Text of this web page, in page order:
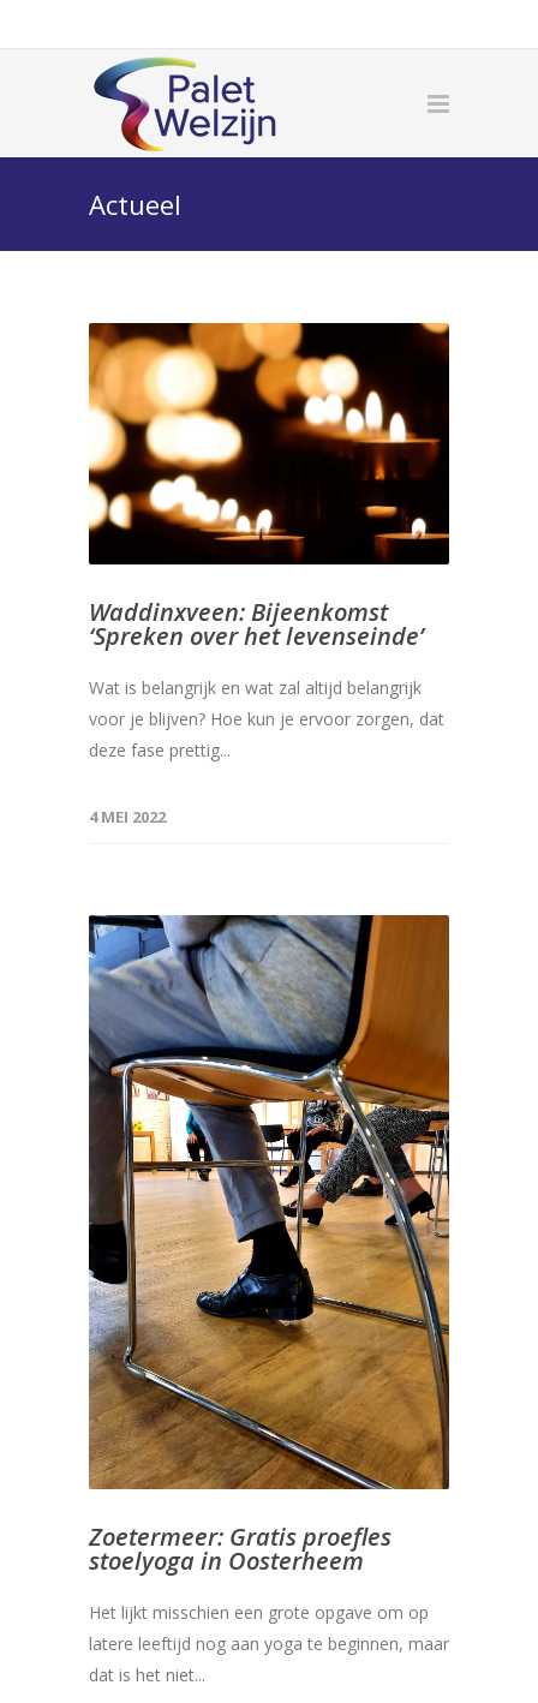
Actueel
Waddinxveen: Bijeenkomst
‘Spreken over het levenseinde’
Wat is belangrijk en wat zal altijd belangrijk
voor je blijven? Hoe kun je ervoor zorgen, dat
deze fase prettig...
4 MEI 2022
Zoetermeer: Gratis proefles
stoelyoga in Oosterheem
Het lijkt misschien een grote opgave om op
latere leeftijd nog aan yoga te beginnen, maar
dat is het niet...